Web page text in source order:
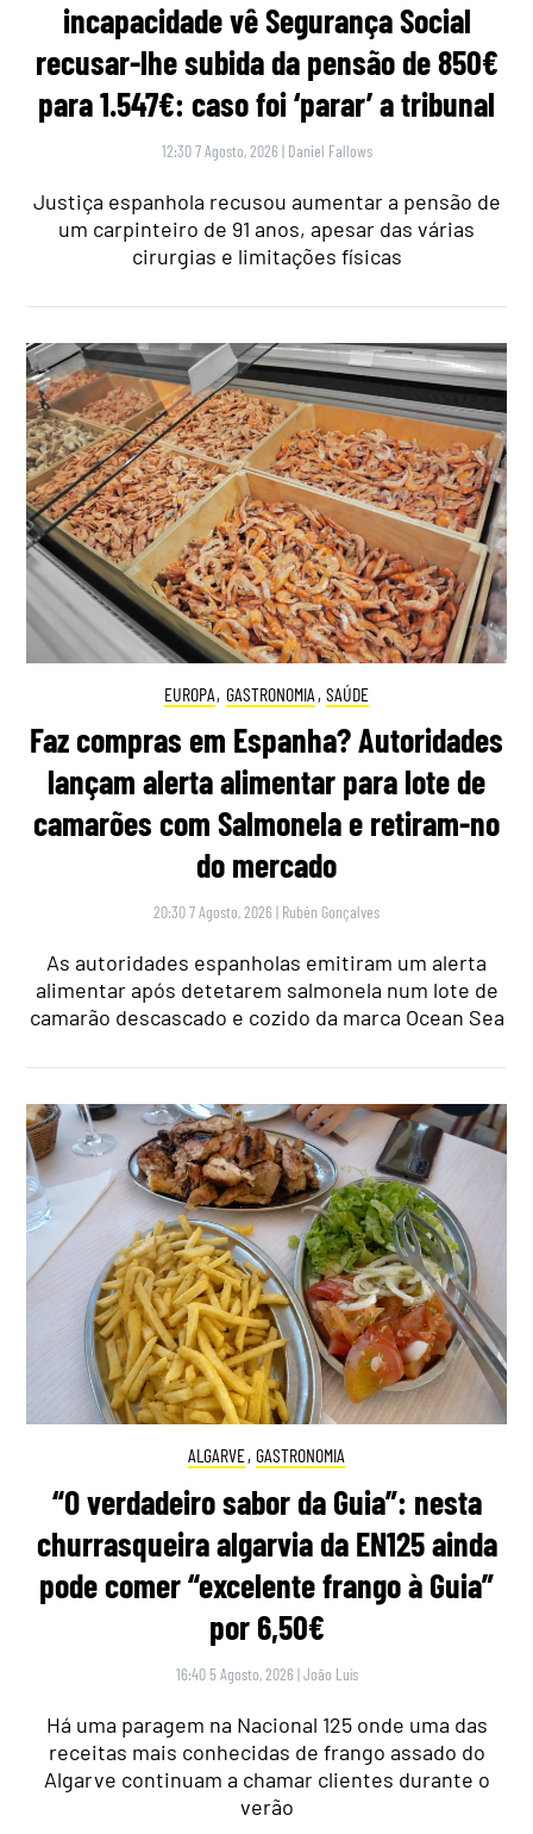
incapacidade vê Segurança Social
recusar-lhe subida da pensão de 850€
para 1.547€: caso foi ‘parar’ a tribunal
12:30 7 Agosto, 2026 | Daniel Fallows
Justiça espanhola recusou aumentar a pensão de
um carpinteiro de 91 anos, apesar das várias
cirurgias e limitações físicas
EUROPA, GASTRONOMIA , SAÚDE
Faz compras em Espanha? Autoridades
lançam alerta alimentar para lote de
camarões com Salmonela e retiram-no
do mercado
20:30 7 Agosto, 2026 | Rubén Gonçalves
As autoridades espanholas emitiram um alerta
alimentar após detetarem salmonela num lote de
camarão descascado e cozido da marca Ocean Sea
ALGARVE, GASTRONOMIA
“O verdadeiro sabor da Guia”: nesta
churrasqueira algarvia da EN125 ainda
pode comer “excelente frango à Guia”
por 6,50€
16:40 5 Agosto, 2026 |João Luís
Há uma paragem na Nacional 125 onde uma das
receitas mais conhecidas de frango assado do
Algarve continuam a chamar clientes durante o
verão